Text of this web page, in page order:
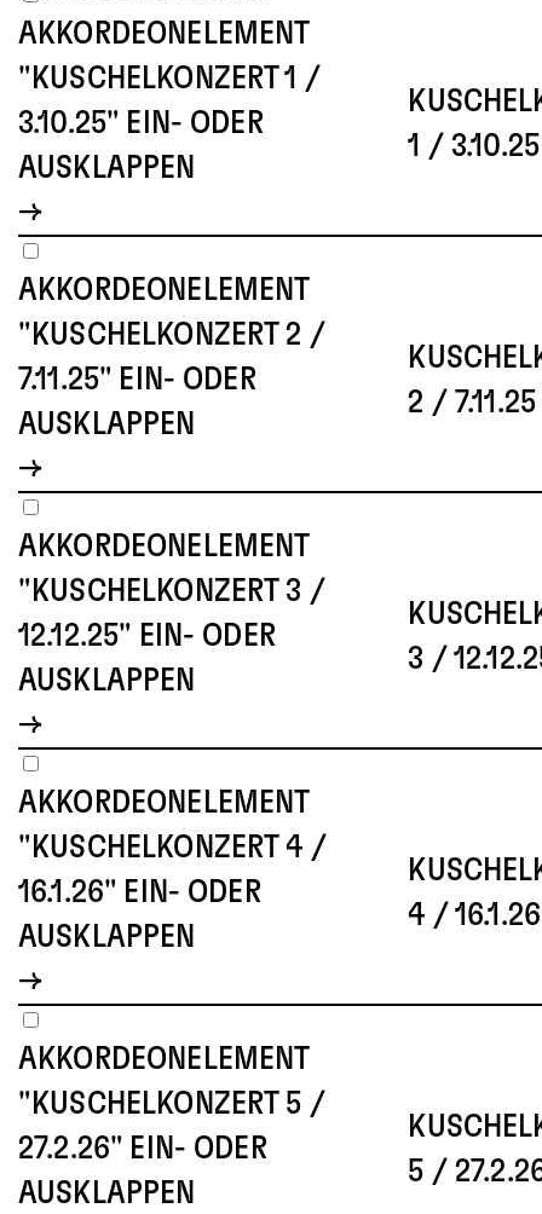
1 / 3.10.25
AKKORDEONELEMENT
"KUSCHELKONZERT 1 /
3.10.25" EIN- ODER
AUSKLAPPEN
2 / 7.11.25
AKKORDEONELEMENT
"KUSCHELKONZERT 2 /
7.11.25" EIN- ODER
AUSKLAPPEN
3 /
AKKORDEONELEMENT
"KUSCHELKONZERT 3 /
12.12.25" EIN- ODER
AUSKLAPPEN
4 / 16.1.26
AKKORDEONELEMENT
"KUSCHELKONZERT 4 /
16.1.26" EIN- ODER
AUSKLAPPEN
5 /
AKKORDEONELEMENT
"KUSCHELKONZERT 5 /
27.2.26" EIN- ODER
AUSKLAPPEN